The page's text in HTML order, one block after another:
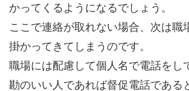
かってくるようになるでしょう。
ここで連絡が取れない場合、次は職
掛かってきてしまうのです。
職場には配慮して個人名で電話をし
勘のいい人であれば督促電話である